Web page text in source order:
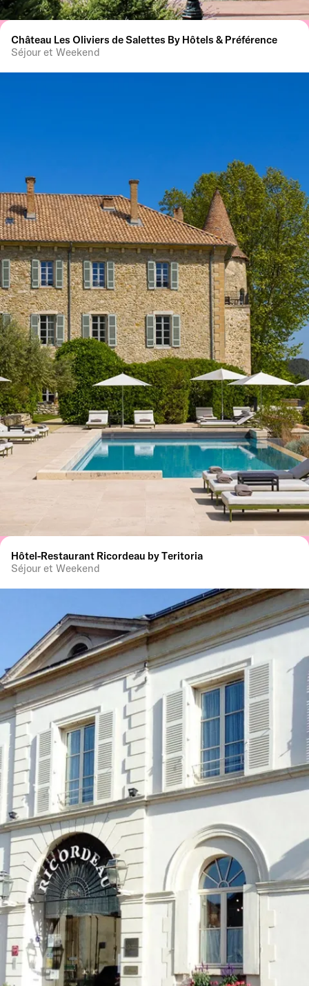
Château Les Oliviers de Salettes By Hôtels & Préférence
Séjour et Weekend
Hôtel-Restaurant Ricordeau by Teritoria
Séjour et Weekend